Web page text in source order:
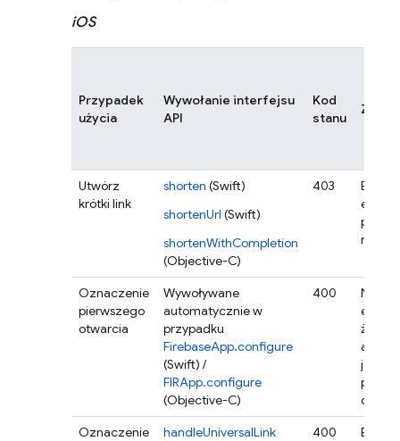
iOS
Przypadek
użycia
Wywołanie interfejsu
API
Kod
stanu
Utwórz
krótki link
shorten (Swift)
shortenUrl (Swift)
shortenWithCompletion
(Objective-C)
403
Błąd
Oznaczenie
pierwszego
otwarcia
Wywoływane
automatycznie w
przypadku
FirebaseApp.configure
(Swift) /
FIRApp.configure
(Objective-C)
400
Nie są
żadne
ale
jest
Oznaczenie
handleUniversalLink
400
Błąd